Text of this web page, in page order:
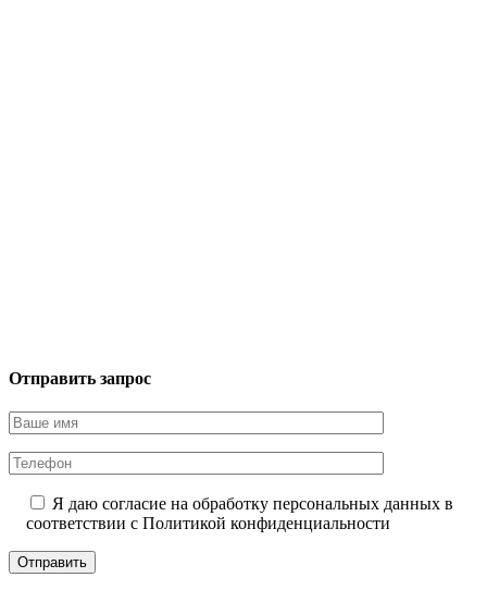
Отправить запрос
Я даю согласие на обработку персональных данных в
соответствии с Политикой конфиденциальности